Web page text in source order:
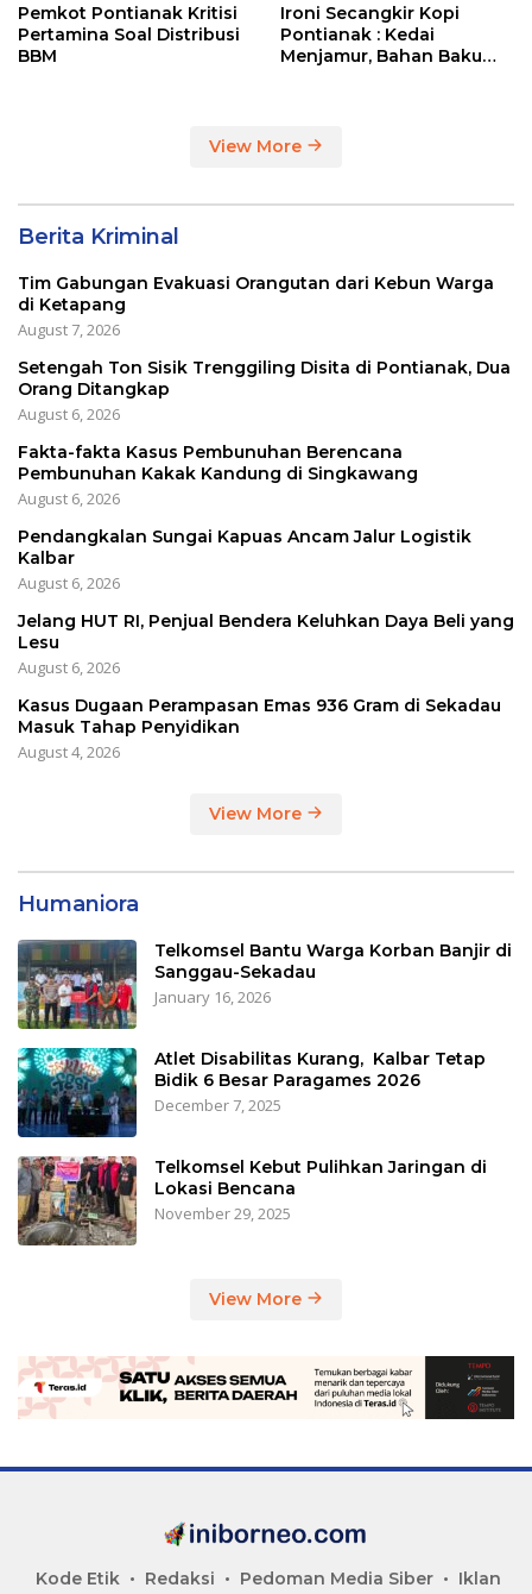
Pemkot Pontianak Kritisi
Pertamina Soal Distribusi
BBM
Ironi Secangkir Kopi
Pontianak : Kedai
Menjamur, Bahan Baku
View More
Berita Kriminal
Tim Gabungan Evakuasi Orangutan dari Kebun Warga
di Ketapang
August 7, 2026
Setengah Ton Sisik Trenggiling Disita di Pontianak, Dua
Orang Ditangkap
August 6, 2026
Fakta-fakta Kasus Pembunuhan Berencana
Pembunuhan Kakak Kandung di Singkawang
August 6, 2026
Pendangkalan Sungai Kapuas Ancam Jalur Logistik
Kalbar
August 6, 2026
Jelang HUT RI, Penjual Bendera Keluhkan Daya Beli yang
Lesu
August 6, 2026
Kasus Dugaan Perampasan Emas 936 Gram di Sekadau
Masuk Tahap Penyidikan
August 4, 2026
View More
Humaniora
Telkomsel Bantu Warga Korban Banjir di
Sanggau-Sekadau
January 16, 2026
Atlet Disabilitas Kurang, Kalbar Tetap
Bidik 6 Besar Paragames 2026
December 7, 2025
Telkomsel Kebut Pulihkan Jaringan di
Lokasi Bencana
November 29, 2025
View More
Kode Etik Redaksi Pedoman Media Siber Iklan